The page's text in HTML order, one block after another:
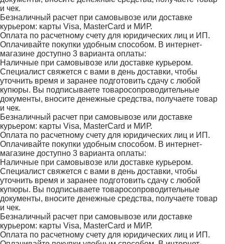
и чек.
Безналичный расчет при самовывозе или доставке
курьером: карты Visa, MasterCard и МИР.
Оплата по расчетному счету для юридических лиц и ИП.
Оплачивайте покупки удобным способом. В интернет-
магазине доступно 3 варианта оплаты:
Наличные при самовывозе или доставке курьером.
Специалист свяжется с вами в день доставки, чтобы
уточнить время и заранее подготовить сдачу с любой
купюры. Вы подписываете товаросопроводительные
документы, вносите денежные средства, получаете товар
и чек.
Безналичный расчет при самовывозе или доставке
курьером: карты Visa, MasterCard и МИР.
Оплата по расчетному счету для юридических лиц и ИП.
Оплачивайте покупки удобным способом. В интернет-
магазине доступно 3 варианта оплаты:
Наличные при самовывозе или доставке курьером.
Специалист свяжется с вами в день доставки, чтобы
уточнить время и заранее подготовить сдачу с любой
купюры. Вы подписываете товаросопроводительные
документы, вносите денежные средства, получаете товар
и чек.
Безналичный расчет при самовывозе или доставке
курьером: карты Visa, MasterCard и МИР.
Оплата по расчетному счету для юридических лиц и ИП.